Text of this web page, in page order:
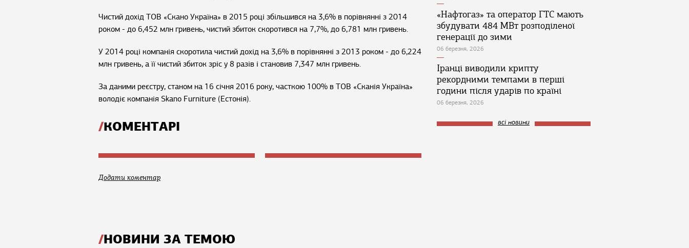
Чистий дохід ТОВ «Скано Україна» в 2015 році збільшився на 3,6% в порівнянні з 2014
роком - до 6,452 млн гривень, чистий збиток скоротився на 7,7%, до 6,781 млн гривень.
У 2014 році компанія скоротила чистий дохід на 3,6% в порівнянні з 2013 роком - до 6,224
млн гривень, а її чистий збиток зріс у 8 разів і становив 7,347 млн гривень.
За даними реєстру, станом на 16 січня 2016 року, часткою 100% в ТОВ «Сканія Україна»
володіє компанія Skano Furniture (Естонія).
КОМЕНТАРІ
Додати коментар
НОВИНИ ЗА ТЕМОЮ
«Нафтогаз» та оператор ГТС мають
збудувати 484 МВт розподіленої
генерації до зими
06 березня, 2026
Іранці виводили крипту
рекордними темпами в перші
години після ударів по країні
06 березня, 2026
всі новини